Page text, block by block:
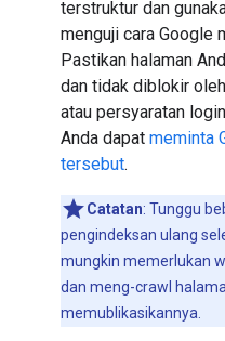
terstruktur dan
menguji cara Google
Pastikan halaman
dan tidak diblokir
atau persyaratan
Anda dapat meminta
tersebut.
Catatan: Tunggu
pengindeksan ulang
mungkin memerlukan
dan meng-crawl
memublikasikannya.